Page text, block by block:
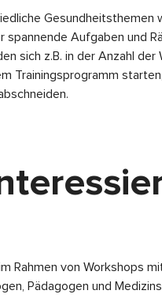
Gesundheitsthemen
spannende Aufgaben und
sich z.B. in der Anzahl der
Trainingsprogramm
Rahmen von Workshops
Pädagogen und